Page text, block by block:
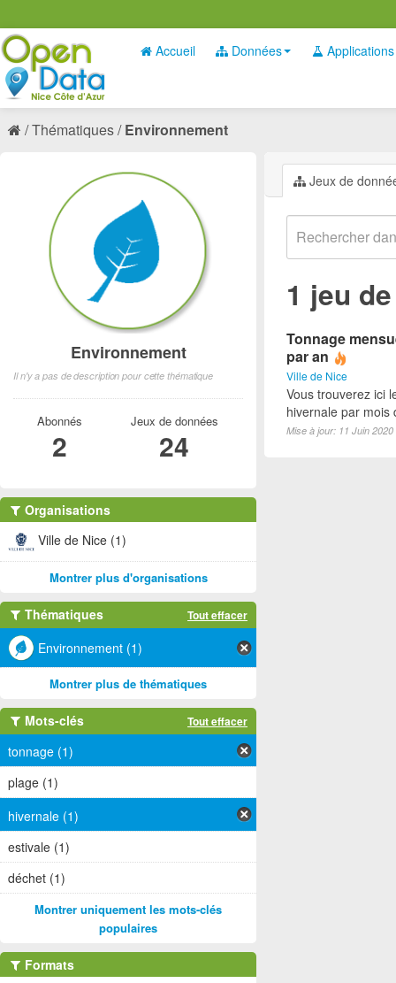
Accueil Données Applications
Thématiques Environnement
Jeux de
1 jeu
Tonnage
par an
Ville de Nice
Vous trouverez ici
hivernale par
Mise à jour: 11 Juin 2020
Environnement
Il n'y a pas de description pour cette thématique
Abonnés
2
Jeux de données
24
Organisations
Ville de Nice (1)
Montrer plus d'organisations
Thématiques Tout effacer
Environnement (1)
Montrer plus de thématiques
Mots-clés Tout effacer
tonnage (1)
plage (1)
hivernale (1)
estivale (1)
déchet (1)
Montrer uniquement les mots-clés
populaires
Formats